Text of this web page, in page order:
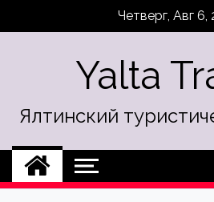
Четверг, Авг 6,
Yalta
Ялтинский